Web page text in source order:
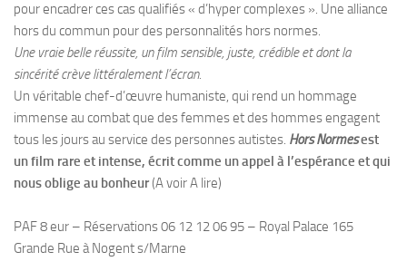
pour encadrer ces cas qualifiés « d’hyper complexes ». Une alliance
hors du commun pour des personnalités hors normes.
Une vraie belle réussite, un film sensible, juste, crédible et dont la
sincérité crève littéralement l’écran.
Un véritable chef-d’œuvre humaniste, qui rend un hommage
immense au combat que des femmes et des hommes engagent
tous les jours au service des personnes autistes. Hors Normesest
un film rare et intense, écrit comme un appel à l’espérance et qui
nous oblige au bonheur(A voir A lire)
PAF 8 eur – Réservations 06 12 12 06 95 – Royal Palace 165
Grande Rue à Nogent s/Marne